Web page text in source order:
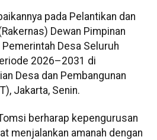
pada Pelantikan dan
Dewan Pimpinan
Desa Seluruh
2026–2031 di
Desa dan Pembangunan
Jakarta, Senin.
berharap kepengurusan
menjalankan amanah dengan